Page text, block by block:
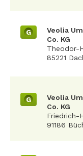
G
Veolia
Co. KG
Theodor-
85221
G
Veolia
Co. KG
Friedrich-
91186